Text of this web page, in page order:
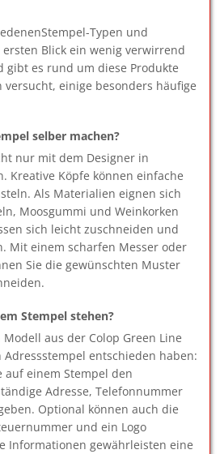
Typen und
Blick ein wenig verwirrend
gibt es rund um diese Produkte
versucht, einige besonders häufige
selber machen?
nur mit dem Designer in
Kreative Köpfe können einfache
Als Materialien eignen sich
Moosgummi und Weinkorken
sich leicht zuschneiden und
Mit einem scharfen Messer oder
Sie die gewünschten Muster
Stempel stehen?
aus der Colop Green Line
entschieden haben:
auf einem Stempel den
Adresse, Telefonnummer
Optional können auch die
und ein Logo
Informationen gewährleisten eine